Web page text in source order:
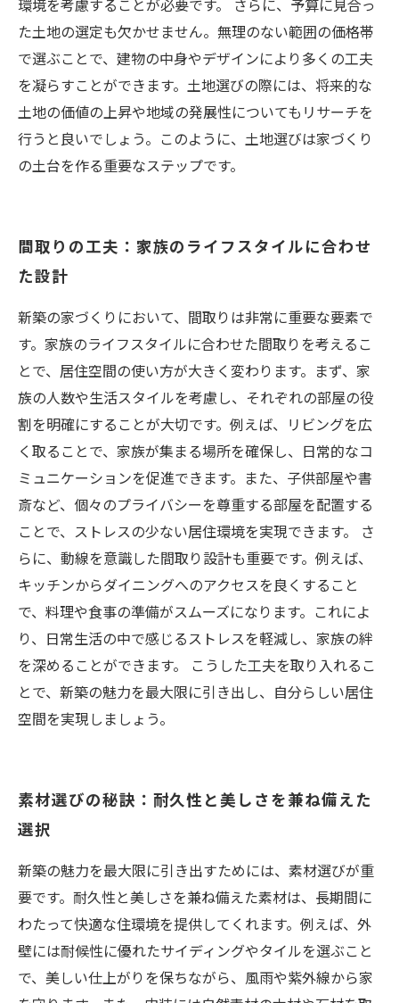
環境を考慮することが必要です。 さらに、予算に見合っ
た土地の選定も欠かせません。無理のない範囲の価格帯
で選ぶことで、建物の中身やデザインにより多くの工夫
を凝らすことができます。土地選びの際には、将来的な
土地の価値の上昇や地域の発展性についてもリサーチを
行うと良いでしょう。このように、土地選びは家づくり
の土台を作る重要なステップです。
間取りの工夫：家族のライフスタイルに合わせ
た設計
新築の家づくりにおいて、間取りは非常に重要な要素で
す。家族のライフスタイルに合わせた間取りを考えるこ
とで、居住空間の使い方が大きく変わります。まず、家
族の人数や生活スタイルを考慮し、それぞれの部屋の役
割を明確にすることが大切です。例えば、リビングを広
く取ることで、家族が集まる場所を確保し、日常的なコ
ミュニケーションを促進できます。また、子供部屋や書
斎など、個々のプライバシーを尊重する部屋を配置する
ことで、ストレスの少ない居住環境を実現できます。 さ
らに、動線を意識した間取り設計も重要です。例えば、
キッチンからダイニングへのアクセスを良くすること
で、料理や食事の準備がスムーズになります。これによ
り、日常生活の中で感じるストレスを軽減し、家族の絆
を深めることができます。 こうした工夫を取り入れるこ
とで、新築の魅力を最大限に引き出し、自分らしい居住
空間を実現しましょう。
素材選びの秘訣：耐久性と美しさを兼ね備えた
選択
新築の魅力を最大限に引き出すためには、素材選びが重
要です。耐久性と美しさを兼ね備えた素材は、長期間に
わたって快適な住環境を提供してくれます。例えば、外
壁には耐候性に優れたサイディングやタイルを選ぶこと
で、美しい仕上がりを保ちながら、風雨や紫外線から家